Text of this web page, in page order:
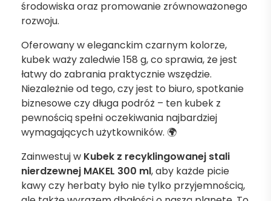
środowiska oraz promowanie zrównoważonego
rozwoju.
Oferowany w eleganckim czarnym kolorze,
kubek waży zaledwie 158 g, co sprawia, że jest
łatwy do zabrania praktycznie wszędzie.
Niezależnie od tego, czy jest to biuro, spotkanie
biznesowe czy długa podróż – ten kubek z
pewnością spełni oczekiwania najbardziej
wymagających użytkowników. 🌍
Zainwestuj w Kubek z recyklingowanej stali
nierdzewnej MAKEL 300 ml, aby każde picie
kawy czy herbaty było nie tylko przyjemnością,